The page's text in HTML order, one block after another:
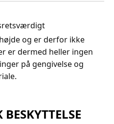
og er derfor ikke
er dermed heller ingen
på gengivelse og